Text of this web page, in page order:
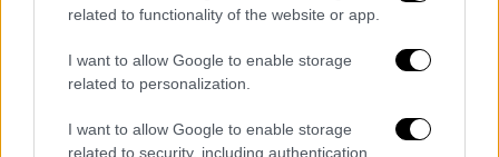
related to functionality of the website or app.
I want to allow Google to enable storage
related to personalization.
I want to allow Google to enable storage
related to security, including authentication
«Ο Υιος του Θεού», Μεγάλη Παρασκευή στις
21:45
Η ζωή του Ιησού ξεκινώντας από την